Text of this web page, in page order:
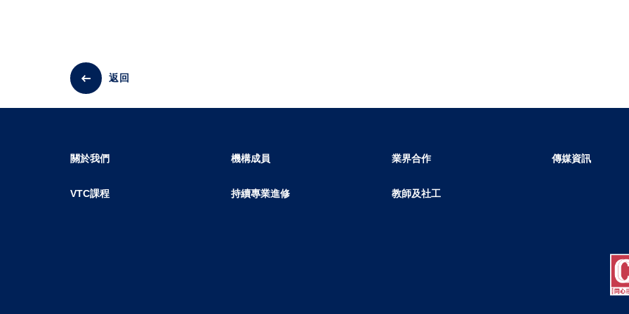
返回
關於我們 機構成員 業界合作 傳媒資訊
VTC課程 持續專業進修 教師及社工